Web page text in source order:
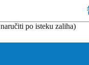
po isteku zaliha)